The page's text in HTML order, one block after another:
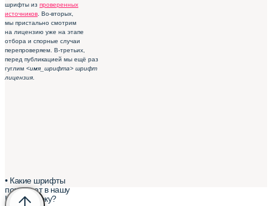
шрифты из проверенных
источников . Во-вторых,
мы пристально смотрим
на лицензию уже на этапе
отбора и спорные случаи
перепроверяем. В-третьих,
перед публикацией мы ещё раз
гуглим <имя_шрифта> шрифт
лицензия
• Какие шрифты
попадают в нашу
Шрифтотеку?